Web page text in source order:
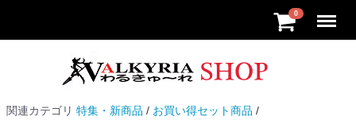
0
関連カテゴリ 特集・新商品
お買い得セット商品